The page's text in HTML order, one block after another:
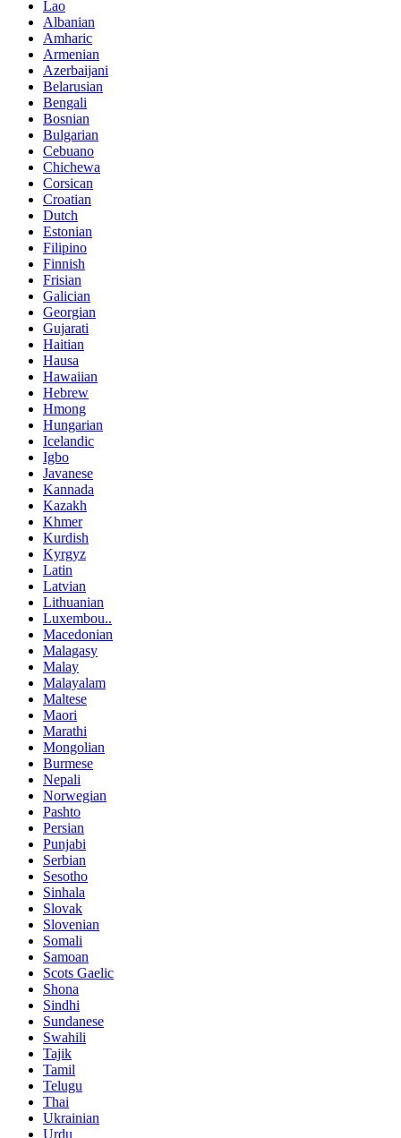
Lao
Albanian
Amharic
Armenian
Azerbaijani
Belarusian
Bengali
Bosnian
Bulgarian
Cebuano
Chichewa
Corsican
Croatian
Dutch
Estonian
Filipino
Finnish
Frisian
Galician
Georgian
Gujarati
Haitian
Hausa
Hawaiian
Hebrew
Hmong
Hungarian
Icelandic
Igbo
Javanese
Kannada
Kazakh
Khmer
Kurdish
Kyrgyz
Latin
Latvian
Lithuanian
Luxembou..
Macedonian
Malagasy
Malay
Malayalam
Maltese
Maori
Marathi
Mongolian
Burmese
Nepali
Norwegian
Pashto
Persian
Punjabi
Serbian
Sesotho
Sinhala
Slovak
Slovenian
Somali
Samoan
Scots Gaelic
Shona
Sindhi
Sundanese
Swahili
Tajik
Tamil
Telugu
Thai
Ukrainian
Urdu